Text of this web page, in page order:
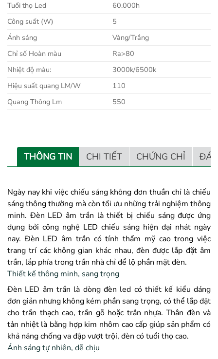
Tuổi thọ Led
60.000h
Công suất (W)
5
Ánh sáng
Vàng/Trắng
Chỉ số Hoàn màu
Ra>80
Nhiệt độ màu:
3000k/6500k
Hiệu suất quang LM/W
110
Quang Thông Lm
550
THÔNG TIN CHI TIẾT CHỨNG CHỈ
Ngày nay khi việc chiếu sáng không đơn thuần chỉ là chiếu
sáng thông thường mà còn tối ưu những trải nghiệm thông
minh. Đèn LED âm trần là thiết bị chiếu sáng được ứng
dụng bởi công nghệ LED chiếu sáng hiện đại nhát ngày
nay. Đèn LED âm trần có tính thẩm mỹ cao trong việc
trang trí các không gian khác nhau, đèn được lắp đặt âm
trần, lắp phía trong trần nhà chỉ để lộ phần mặt đèn.
Thiết kế thông minh, sang trọng
Đèn LED âm trần là dòng đèn led có thiết kế kiểu dáng
đơn giản nhưng không kém phần sang trọng, có thể lắp đặt
cho trần thạch cao, trần gỗ hoặc trần nhựa. Thân đèn và
tản nhiệt là bằng hợp kim nhôm cao cấp giúp sản phẩm có
khả năng chống va đập vượt trội, đèn có tuổi thọ cao.
Ánh sáng tự nhiên, dễ chịu